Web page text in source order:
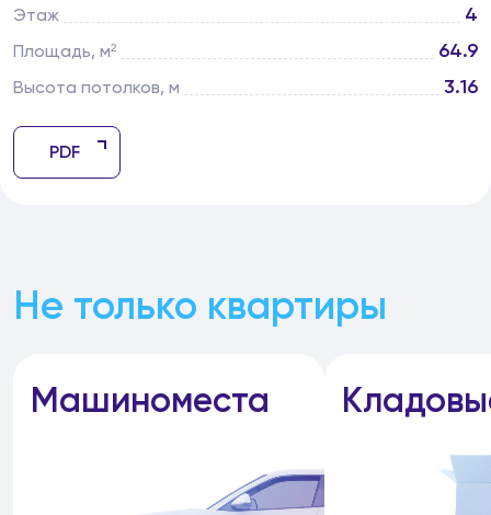
Этаж 4
Площадь, м² 64.9
Высота потолков, м 3.16
PDF
Не только квартиры
Машиноместа